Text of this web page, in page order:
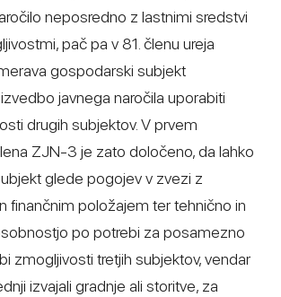
neposredno z lastnimi sredstvi
pač pa v 81. členu ureja
gospodarski subjekt
javnega naročila uporabiti
drugih subjektov. V prvem
ZJN-3 je zato določeno, da lahko
glede pogojev v zvezi z
finančnim položajem ter tehnično in
po potrebi za posamezno
zmogljivosti tretjih subjektov, vendar
izvajali gradnje ali storitve, za